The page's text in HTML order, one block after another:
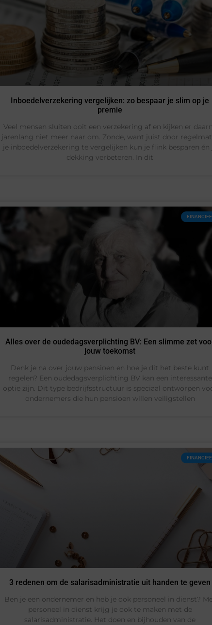
Inboedelverzekering vergelijken: zo bespaar je slim op je
premie
Veel mensen sluiten ooit een verzekering af en kijken er
jarenlang niet meer naar om. Zonde, want juist door
je inboedelverzekering te vergelijken kun je flink besparen én
dekking verbeteren. In dit
Alles over de oudedagsverplichting BV: Een slimme zet
jouw toekomst
Denk je na over jouw pensioen en hoe je dit het beste kunt
regelen? Een oudedagsverplichting BV kan een interessante
optie zijn. Dit type bedrijfsstructuur is speciaal ontworpen
ondernemers die hun pensioen willen veiligstellen
3 redenen om de salarisadministratie uit handen te geven
Ben je een ondernemer en heb je ook personeel in dienst?
personeel in dienst krijg je ook te maken met de
salarisadministratie. Het doen en bijhouden van de